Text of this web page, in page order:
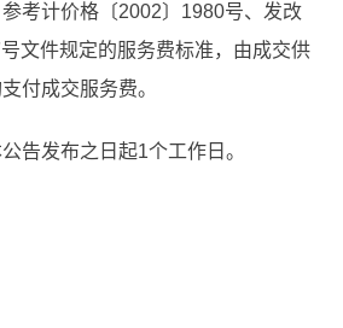
考计价格〔2002〕1980号、发改
文件规定的服务费标准，由成交供
付成交服务费。
告发布之日起1个工作日。